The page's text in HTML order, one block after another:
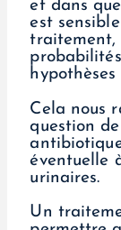
et dans
est
traitement,
hypothèses
Cela nous
question
éventuelle
urinaires.
Un